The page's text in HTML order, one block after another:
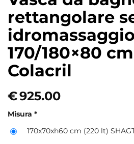
rettangolare
idromassaggio
170/180×80
Colacril
€925.00
Misura *
170x70xh60 cm (220 lt)